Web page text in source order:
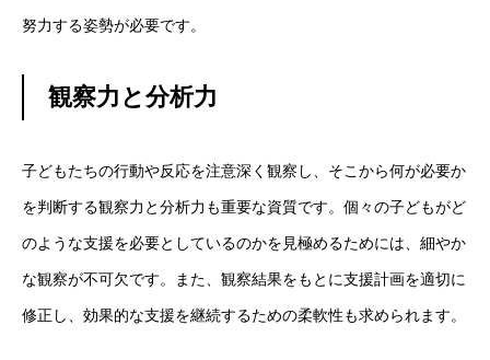
努力する姿勢が必要です。
観察力と分析力
子どもたちの行動や反応を注意深く観察し、そこから何が必要か
を判断する観察力と分析力も重要な資質です。個々の子どもがど
のような支援を必要としているのかを見極めるためには、細やか
な観察が不可欠です。また、観察結果をもとに支援計画を適切に
修正し、効果的な支援を継続するための柔軟性も求められます。